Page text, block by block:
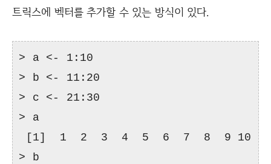
트릭스에 벡터를 추가할 수 있는 방식이 있다.
> a <- 1:10
> b <- 11:20
> c <- 21:30
> a
[1] 1 2 3 4 5 6 7 8 9 10
> b